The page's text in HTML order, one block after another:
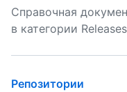
Справочная
в категории
Репозитории